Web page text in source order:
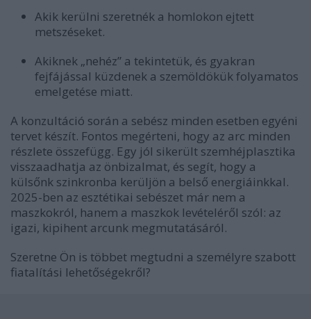
Akik kerülni szeretnék a homlokon ejtett
metszéseket.
Akiknek „nehéz” a tekintetük, és gyakran
fejfájással küzdenek a szemöldökük folyamatos
emelgetése miatt.
A konzultáció során a sebész minden esetben egyéni
tervet készít. Fontos megérteni, hogy az arc minden
részlete összefügg. Egy jól sikerült szemhéjplasztika
visszaadhatja az önbizalmat, és segít, hogy a
külsőnk szinkronba kerüljön a belső energiáinkkal.
2025-ben az esztétikai sebészet már nem a
maszkokról, hanem a maszkok levételéről szól: az
igazi, kipihent arcunk megmutatásáról.
Szeretne Ön is többet megtudni a személyre szabott
fiatalítási lehetőségekről?